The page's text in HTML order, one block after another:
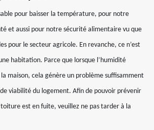
pour baisser la température, pour notre
et aussi pour notre sécurité alimentaire vu que
pour le secteur agricole. En revanche, ce n’est
habitation. Parce que lorsque l’humidité
maison, cela génère un problème suffisamment
viabilité du logement. Afin de pouvoir prévenir
est en fuite, veuillez ne pas tarder à la